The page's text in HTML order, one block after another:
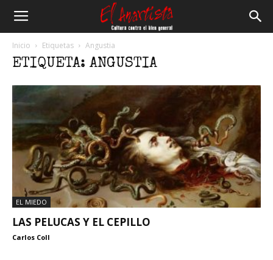
Inicio Etiquetas Angustia
ETIQUETA: ANGUSTIA
EL MIEDO
LAS PELUCAS Y EL CEPILLO
Carlos Coll